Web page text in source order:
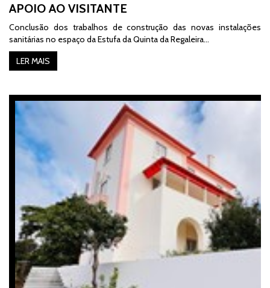
APOIO AO VISITANTE
Conclusão dos trabalhos de construção das novas instalações
sanitárias no espaço da Estufa da Quinta da Regaleira...
LER MAIS